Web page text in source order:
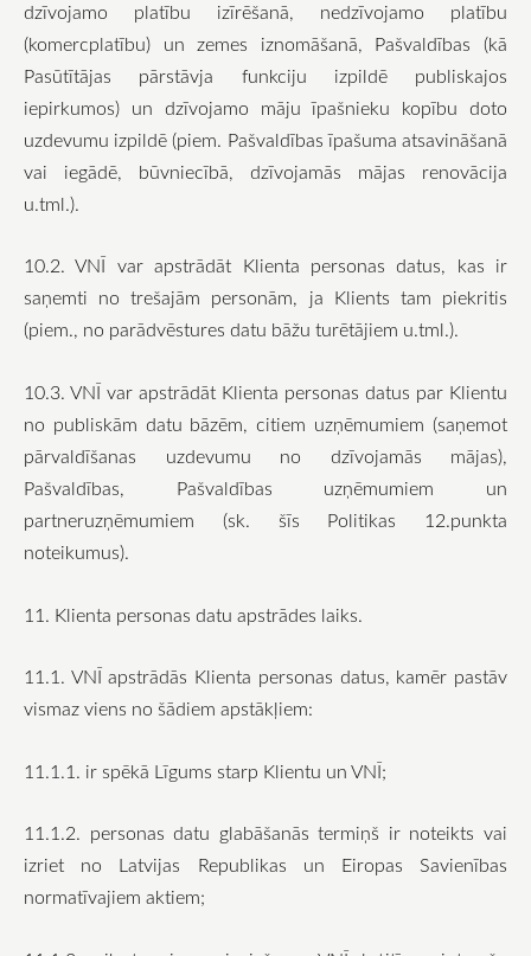
dzīvojamo platību izīrēšanā, nedzīvojamo platību
(komercplatību) un zemes iznomāšanā, Pašvaldības (kā
Pasūtītājas pārstāvja funkciju izpildē publiskajos
iepirkumos) un dzīvojamo māju īpašnieku kopību doto
uzdevumu izpildē (piem. Pašvaldības īpašuma atsavināšanā
vai iegādē, būvniecībā, dzīvojamās mājas renovācija
u.tml.).
10.2. VNĪ var apstrādāt Klienta personas datus, kas ir
saņemti no trešajām personām, ja Klients tam piekritis
(piem., no parādvēstures datu bāžu turētājiem u.tml.).
10.3. VNĪ var apstrādāt Klienta personas datus par Klientu
no publiskām datu bāzēm, citiem uzņēmumiem (saņemot
pārvaldīšanas uzdevumu no dzīvojamās mājas),
Pašvaldības, Pašvaldības uzņēmumiem un
partneruzņēmumiem (sk. šīs Politikas 12.punkta
noteikumus).
11. Klienta personas datu apstrādes laiks.
11.1. VNĪ apstrādās Klienta personas datus, kamēr pastāv
vismaz viens no šādiem apstākļiem:
11.1.1. ir spēkā Līgums starp Klientu un VNĪ;
11.1.2. personas datu glabāšanās termiņš ir noteikts vai
izriet no Latvijas Republikas un Eiropas Savienības
normatīvajiem aktiem;